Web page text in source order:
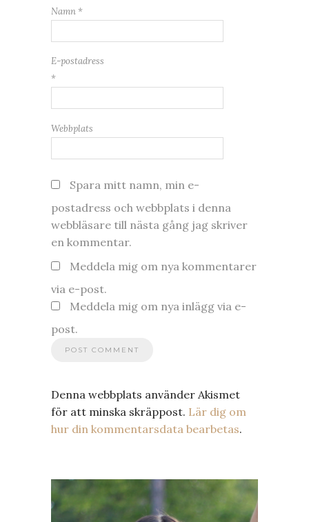
Namn *
E-postadress
*
Webbplats
Spara mitt namn, min e-
postadress och webbplats i denna
webbläsare till nästa gång jag skriver
en kommentar.
Meddela mig om nya kommentarer
via e-post.
Meddela mig om nya inlägg via e-
post.
Denna webbplats använder Akismet
för att minska skräppost. Lär dig om
hur din kommentarsdata bearbetas.